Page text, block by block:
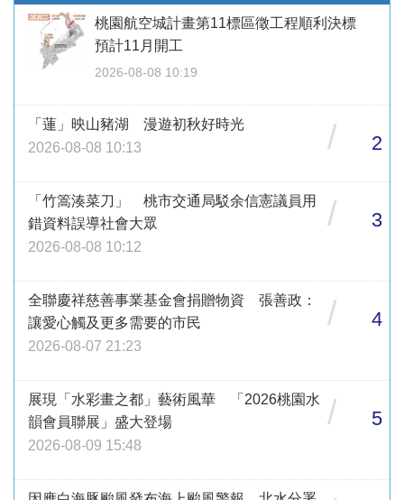
桃園航空城計畫第11標區徵工程順利決標
預計11月開工
2026-08-08 10:19
「蓮」映山豬湖 漫遊初秋好時光
2026-08-08 10:13
/ 2
「竹篙湊菜刀」 桃市交通局駁余信憲議員用
錯資料誤導社會大眾
2026-08-08 10:12
/ 3
全聯慶祥慈善事業基金會捐贈物資 張善政：
讓愛心觸及更多需要的市民
2026-08-07 21:23
/ 4
展現「水彩畫之都」藝術風華 「2026桃園水
韻會員聯展」盛大登場
2026-08-09 15:48
/ 5